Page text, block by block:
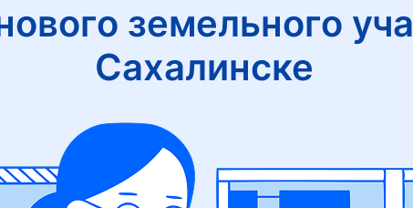
земельного
Сахалинске